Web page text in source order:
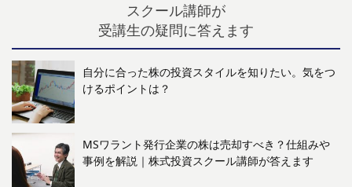
スクール講師が
受講生の疑問に答えます
自分に合った株の投資スタイルを知りたい。気をつ
けるポイントは？
MSワラント発行企業の株は売却すべき？仕組みや
事例を解説｜株式投資スクール講師が答えます